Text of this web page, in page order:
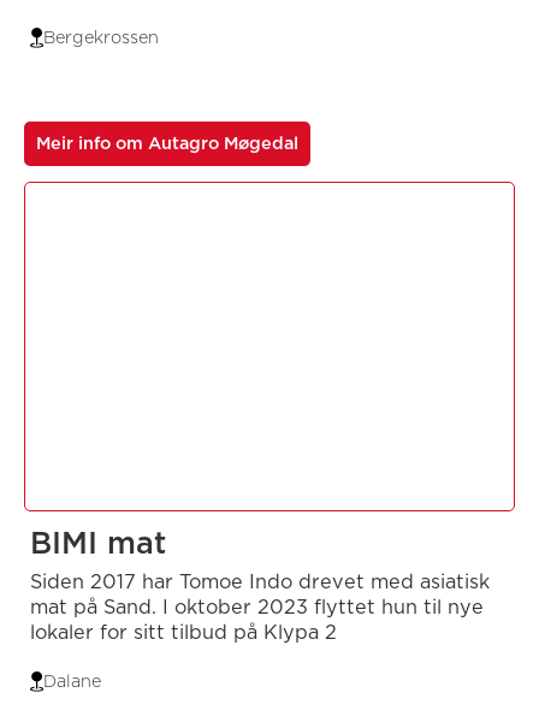
Bergekrossen
Meir info om Autagro Møgedal
BIMI mat
Siden 2017 har Tomoe Indo drevet med asiatisk
mat på Sand. I oktober 2023 flyttet hun til nye
lokaler for sitt tilbud på Klypa 2
Dalane